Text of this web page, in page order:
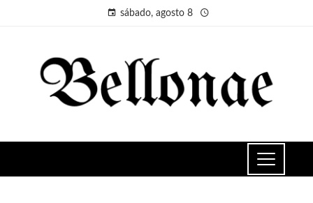
sábado, agosto 8